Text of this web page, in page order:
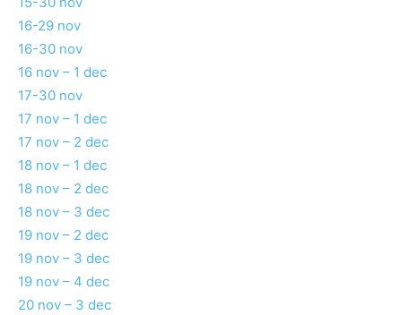
16-29 nov
16-30 nov
16 nov – 1 dec
17-30 nov
17 nov – 1 dec
17 nov – 2 dec
18 nov – 1 dec
18 nov – 2 dec
18 nov – 3 dec
19 nov – 2 dec
19 nov – 3 dec
19 nov – 4 dec
20 nov – 3 dec